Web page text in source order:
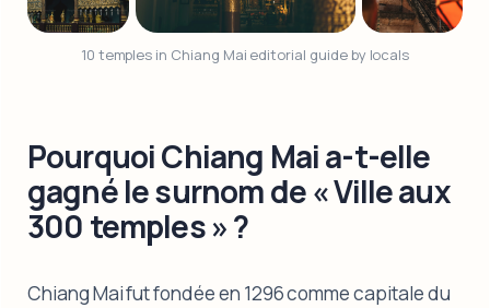
10 temples in Chiang Mai editorial guide by locals
Pourquoi Chiang Mai a-t-elle
gagné le surnom de « Ville aux
300 temples » ?
Chiang Mai fut fondée en 1296 comme capitale du